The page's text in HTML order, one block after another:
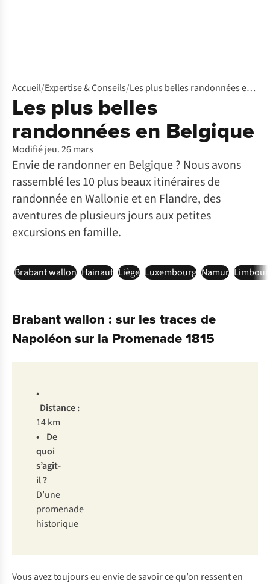
Accueil/Expertise & Conseils/ Les plus belles randonnées en Belgique
Les plus belles
randonnées en Belgique
Modifié jeu. 26 mars
Envie de randonner en Belgique ? Nous avons
rassemblé les 10 plus beaux itinéraires de
randonnée en Wallonie et en Flandre, des
aventures de plusieurs jours aux petites
excursions en famille.
Brabant wallon Hainaut Liège Luxembourg Namur
Brabant wallon : sur les traces de
Napoléon sur la Promenade 1815
•
Distance :
14 km
• De
quoi
s’agit-
il ?
D’une
promenade
historique
Vous avez toujours eu envie de savoir ce qu’on ressent en